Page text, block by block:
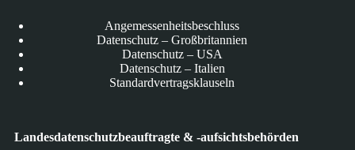
Angemessenheitsbeschluss
Datenschutz – Großbritannien
Datenschutz – USA
Datenschutz – Italien
Standardvertragsklauseln
Landesdatenschutzbeauftragte & -aufsichtsbehörden